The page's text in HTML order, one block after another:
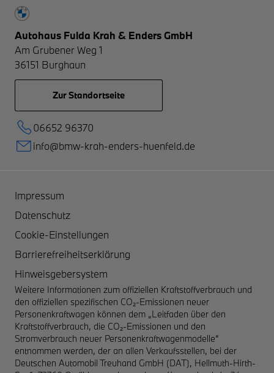
Autohaus Fulda Krah & Enders GmbH
Am Grubener Weg 1
36151 Burghaun
Zur Standortseite
06652 96370
info@bmw-krah-enders-huenfeld.de
Impressum
Datenschutz
Cookie-Einstellungen
Barrierefreiheitserklärung
Hinweisgebersystem
Weitere Informationen zum offiziellen Kraftstoffverbrauch und
den offiziellen spezifischen CO₂-Emissionen neuer
Personenkraftwagen können dem „Leitfaden über den
Kraftstoffverbrauch, die CO₂-Emissionen und den
Stromverbrauch neuer Personenkraftwagenmodelle“
entnommen werden, der an allen Verkaufsstellen, bei der
Deutschen Automobil Treuhand GmbH (DAT), Hellmuth-Hirth-